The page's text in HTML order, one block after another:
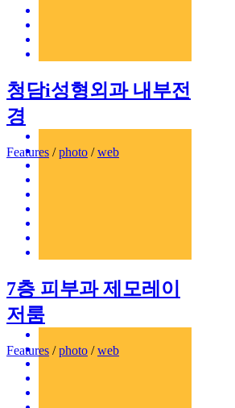
청담i성형외과 내부전
경
Features /photo /web
7층 피부과 제모레이
저룸
Features /photo /web